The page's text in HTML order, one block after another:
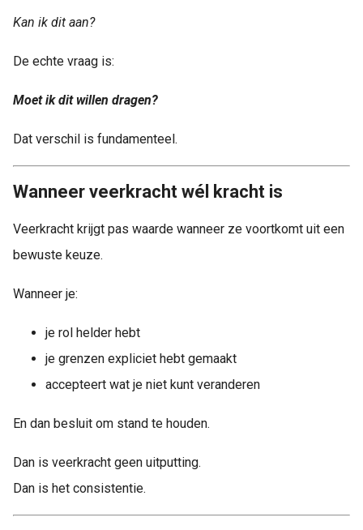
Kan ik dit aan?
De echte vraag is:
Moet ik dit willen dragen?
Dat verschil is fundamenteel.
Wanneer veerkracht wél kracht is
Veerkracht krijgt pas waarde wanneer ze voortkomt uit een
bewuste keuze.
Wanneer je:
je rol helder hebt
je grenzen expliciet hebt gemaakt
accepteert wat je niet kunt veranderen
En dan besluit om stand te houden.
Dan is veerkracht geen uitputting.
Dan is het consistentie.